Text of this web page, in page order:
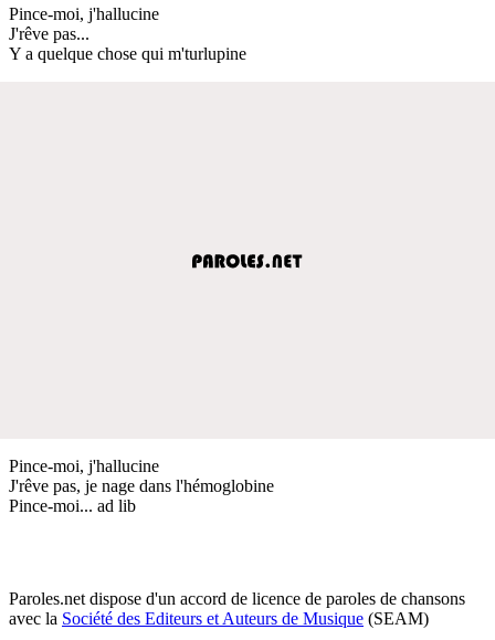
Pince-moi, j'hallucine
J'rêve pas...
Y a quelque chose qui m'turlupine
Pince-moi, j'hallucine
J'rêve pas, je nage dans l'hémoglobine
Pince-moi... ad lib
Paroles.net dispose d'un accord de licence de paroles de chansons
avec la Société des Editeurs et Auteurs de Musique (SEAM)